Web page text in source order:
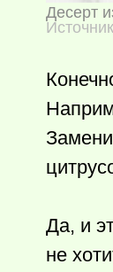
Десерт
Да, и
не